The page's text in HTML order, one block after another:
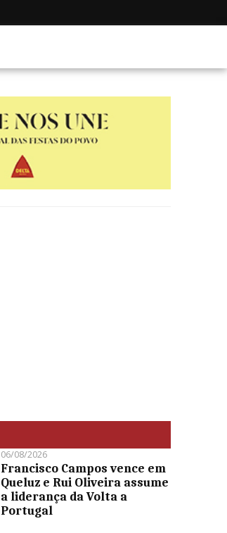
06/08/2026
Francisco Campos vence em
Queluz e Rui Oliveira assume
a liderança da Volta a
Portugal